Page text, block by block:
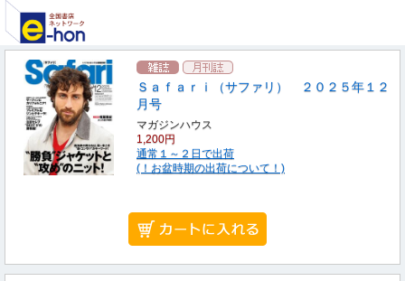
Ｓａｆａｒｉ（サファリ） ２０２５年１２
月号
マガジンハウス
1,200円
通常１～２日で出荷
(！お盆時期の出荷について！)